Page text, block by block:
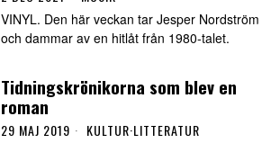
VINYL. Den här veckan tar Jesper Nordström
och dammar av en hitlåt från 1980-talet.
Tidningskrönikorna som blev en
roman
29 MAJ 2019 KULTUR·LITTERATUR